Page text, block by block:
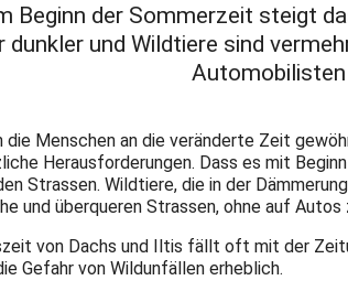
Beginn der Sommerzeit steigt
dunkler und Wildtiere sind
die Menschen an die veränderte Zeit
Herausforderungen. Dass es mit
Strassen. Wildtiere, die in der
und überqueren Strassen, ohne auf Autos
von Dachs und Iltis fällt oft mit der
Gefahr von Wildunfällen erheblich.